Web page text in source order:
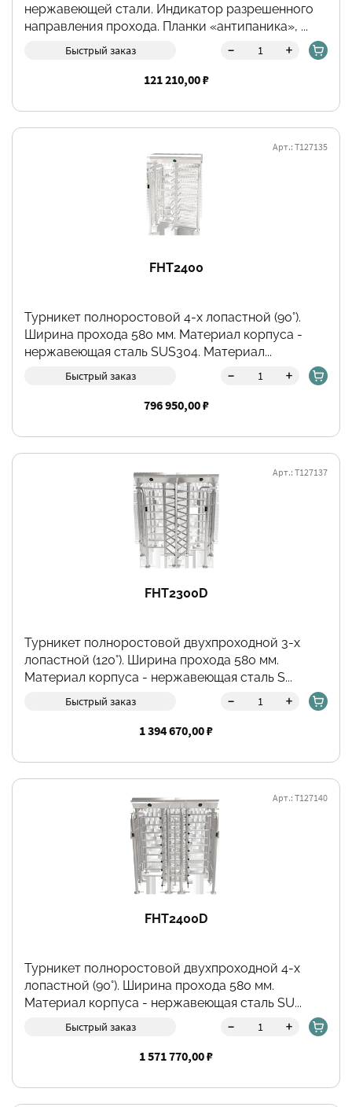
нержавеющей стали. Индикатор разрешенного
направления прохода. Планки «антипаника», ...
Быстрый заказ - +
121 210,00 ₽
FHT2400
Арт.: Т127135
Турникет полноростовой 4-х лопастной (90°).
Ширина прохода 580 мм. Материал корпуса -
нержавеющая сталь SUS304. Материал...
Быстрый заказ - +
796 950,00 ₽
FHT2300D
Арт.: Т127137
Турникет полноростовой двухпроходной 3-х
лопастной (120°). Ширина прохода 580 мм.
Материал корпуса - нержавеющая сталь S...
Быстрый заказ - +
1 394 670,00 ₽
FHT2400D
Арт.: Т127140
Турникет полноростовой двухпроходной 4-х
лопастной (90°). Ширина прохода 580 мм.
Материал корпуса - нержавеющая сталь SU...
Быстрый заказ - +
1 571 770,00 ₽